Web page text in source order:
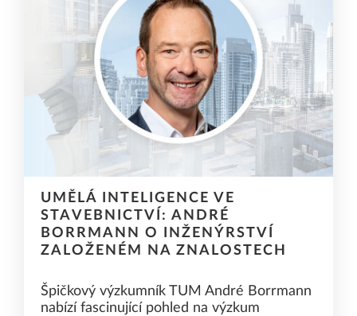
UMĚLÁ INTELIGENCE VE
STAVEBNICTVÍ: ANDRÉ
BORRMANN O INŽENÝRSTVÍ
ZALOŽENÉM NA ZNALOSTECH
Špičkový výzkumník TUM André Borrmann
nabízí fascinující pohled na výzkum